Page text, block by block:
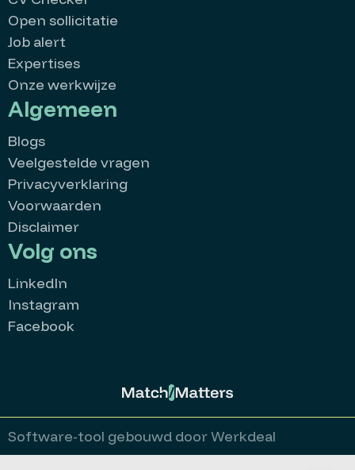
Kan ik je ergens mee helpen?
Stuur een whatsappje
Open sollicitatie
Job alert
Expertises
Onze werkwijze
Algemeen
Blogs
Veelgestelde vragen
Privacyverklaring
Voorwaarden
Disclaimer
Volg ons
LinkedIn
Instagram
Facebook
Software-tool gebouwd door Werkdeal